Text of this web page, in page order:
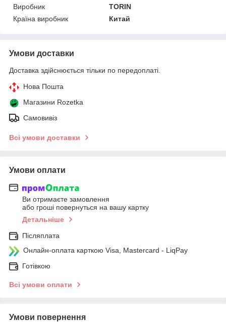
Виробник
TORIN
Країна виробник
Китай
Умови доставки
Доставка здійснюється тільки по передоплаті.
Нова Пошта
Магазини Rozetka
Самовивіз
Всі умови доставки
Умови оплати
Ви отримаєте замовлення
або гроші повернуться на вашу картку
Детальніше
Післяплата
Онлайн-оплата карткою Visa, Mastercard - LiqPay
Готівкою
Всі умови оплати
Умови повернення